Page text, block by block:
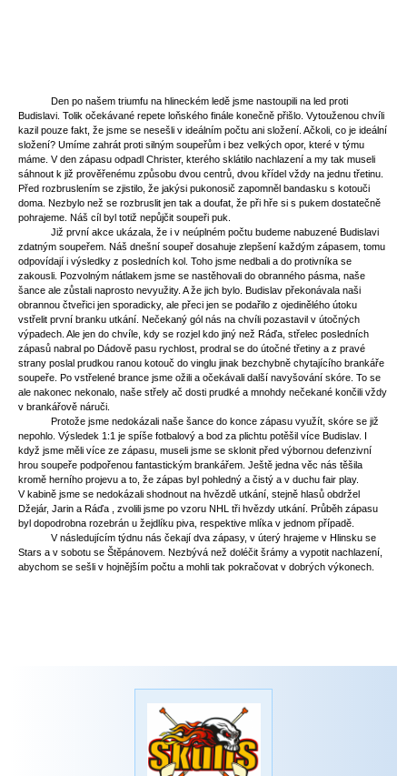
Den po našem triumfu na hlineckém ledě jsme nastoupili na led proti
Budislavi. Tolik očekávané repete loňského finále konečně přišlo. Vytouženou chvíli
kazil pouze fakt, že jsme se nesešli v ideálním počtu ani složení. Ačkoli, co je ideální
složení? Umíme zahrát proti silným soupeřům i bez velkých opor, které v týmu
máme. V den zápasu odpadl Christer, kterého sklátilo nachlazení a my tak museli
sáhnout k již prověřenému způsobu dvou centrů, dvou křídel vždy na jednu třetinu.
Před rozbruslením se zjistilo, že jakýsi pukonosič zapomněl bandasku s kotouči
doma. Nezbylo než se rozbruslit jen tak a doufat, že při hře si s pukem dostatečně
pohrajeme. Náš cíl byl totiž nepůjčit soupeři puk.
Již první akce ukázala, že i v neúplném počtu budeme nabuzené Budislavi
zdatným soupeřem. Náš dnešní soupeř dosahuje zlepšení každým zápasem, tomu
odpovídají i výsledky z posledních kol. Toho jsme nedbali a do protivníka se
zakousli. Pozvolným nátlakem jsme se nastěhovali do obranného pásma, naše
šance ale zůstali naprosto nevyužity. A že jich bylo. Budislav překonávala naši
obrannou čtveřici jen sporadicky, ale přeci jen se podařilo z ojedinělého útoku
vstřelit první branku utkání. Nečekaný gól nás na chvíli pozastavil v útočných
výpadech. Ale jen do chvíle, kdy se rozjel kdo jiný než Ráďa, střelec posledních
zápasů nabral po Dádově pasu rychlost, prodral se do útočné třetiny a z pravé
strany poslal prudkou ranou kotouč do vinglu jinak bezchybně chytajícího brankáře
soupeře. Po vstřelené brance jsme ožili a očekávali další navyšování skóre. To se
ale nakonec nekonalo, naše střely ač dosti prudké a mnohdy nečekané končili vždy
v brankářově náruči.
Protože jsme nedokázali naše šance do konce zápasu využít, skóre se již
nepohlo. Výsledek 1:1 je spíše fotbalový a bod za plichtu potěšil více Budislav. I
když jsme měli více ze zápasu, museli jsme se sklonit před výbornou defenzivní
hrou soupeře podpořenou fantastickým brankářem. Ještě jedna věc nás těšila
kromě herního projevu a to, že zápas byl pohledný a čistý a v duchu fair play.
V kabině jsme se nedokázali shodnout na hvězdě utkání, stejně hlasů obdržel
Džejár, Jarin a Ráďa , zvolili jsme po vzoru NHL tři hvězdy utkání. Průběh zápasu
byl dopodrobna rozebrán u žejdlíku piva, respektive mlíka v jednom případě.
V následujícím týdnu nás čekají dva zápasy, v úterý hrajeme v Hlinsku se
Stars a v sobotu se Štěpánovem. Nezbývá než doléčit šrámy a vypotit nachlazení,
abychom se sešli v hojnějším počtu a mohli tak pokračovat v dobrých výkonech.